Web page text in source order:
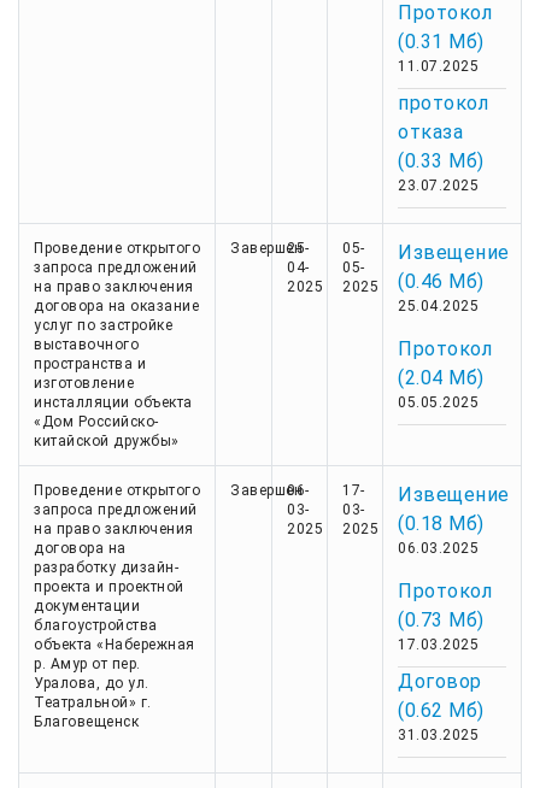
Протокол
(0.31 Мб)
11.07.2025
протокол
отказа
(0.33 Мб)
23.07.2025
Проведение открытого
запроса предложений
на право заключения
договора на оказание
услуг по застройке
выставочного
пространства и
изготовление
инсталляции объекта
«Дом Российско-
китайской дружбы»
Завершен
25-
04-
2025
05-
05-
2025
Извещение
(0.46 Мб)
25.04.2025
Протокол
(2.04 Мб)
05.05.2025
Проведение открытого
запроса предложений
на право заключения
договора на
разработку дизайн-
проекта и проектной
документации
благоустройства
объекта «Набережная
р. Амур от пер.
Уралова, до ул.
Театральной» г.
Благовещенск
Завершен
06-
03-
2025
17-
03-
2025
Извещение
(0.18 Мб)
06.03.2025
Протокол
(0.73 Мб)
17.03.2025
Договор
(0.62 Мб)
31.03.2025